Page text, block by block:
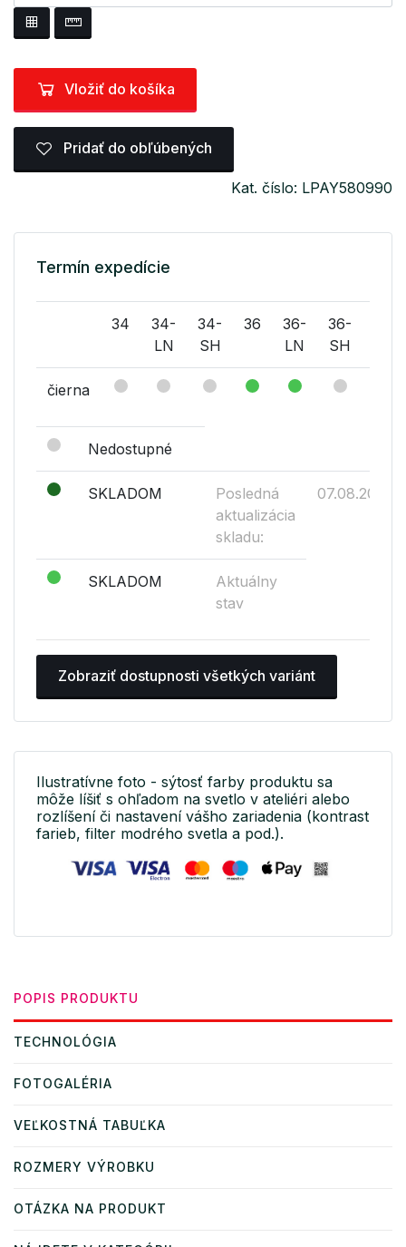
Vložiť do košíka
Pridať do obľúbených
Kat. číslo: LPAY580990
Termín expedície
34
34-
LN
34-
SH
36
36-
LN
36-
SH
čierna
Nedostupné
SKLADOM
Posledná
aktualizácia
skladu:
07.08.2026
SKLADOM
Aktuálny
stav
Zobraziť dostupnosti všetkých variánt
Ilustratívne foto - sýtosť farby produktu sa
môže líšiť s ohľadom na svetlo v ateliéri alebo
rozlíšení či nastavení vášho zariadenia (kontrast
farieb, filter modrého svetla a pod.).
POPIS PRODUKTU
TECHNOLÓGIA
FOTOGALÉRIA
VEĽKOSTNÁ TABUĽKA
ROZMERY VÝROBKU
OTÁZKA NA PRODUKT